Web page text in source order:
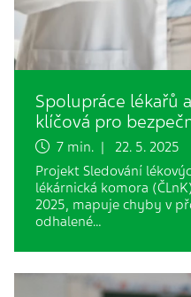
Spolupráce lékařů
klíčová pro
7 min. | 22. 5. 2025
Projekt Sledování
lékárnická komora
2025, mapuje chyby v
odhalené…